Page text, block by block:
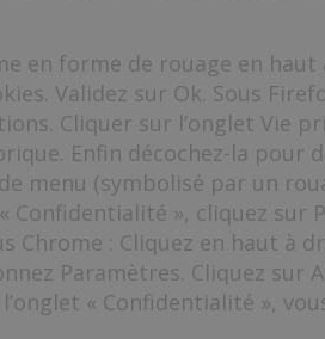
en forme de rouage en
Validez sur Ok. Sous
Cliquer sur l’onglet Vie
Enfin décochez-la pour
menu (symbolisé par un
Confidentialité », cliquez sur
Chrome : Cliquez en haut
Paramètres. Cliquez sur
« Confidentialité »,